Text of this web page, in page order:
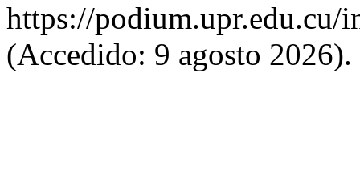
https://
(Accedido: 9 agosto 2026).